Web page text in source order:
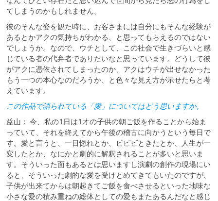
てしまうのかもしれません。
彼のそんな姿を観た時に、お客さまには自分にもそんな経験が
あるとかアクの気持ちがわかる、と思ってもらえるのではない
でしょうか。なので、ウチとして、この社会で生きづらいと感
じている者の代弁者でありたいなと思っています。どうして彼
がアクに憑依されてしまったのか、アクはウチが出せなかった
もう一つの本心なのだろうか、と色々な見え方が示せたらと考
えています。
この作品で語られている「愛」についてはどう思いますか。
益山： 今、私の1日は1才の子供の朝ご飯を作ることから始ま
っていて、それを終えてから午後の稽古に向かうという毎日で
す。愛と言うと、一目惚れとか、ビビビときたとか、人生が一
変したとか、なにかと劇的に解釈されることが多いと思いま
す。そういった面もあるとは思いますし演劇の創作の現場にい
ると、そういった劇的な愛を受けとめてきてもいたのですが、
子供が出来てからは朝起きてご飯を食べさせるといった地味な
小さな愛の積み重ねの総体としての愛もまたあるんだなと感じ